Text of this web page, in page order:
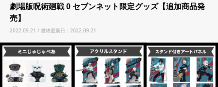
劇場版呪術廻戦 0 セブンネット限定グッズ【追加商品発
売】
2022.09.21 / 最終更新日：2022.09.21